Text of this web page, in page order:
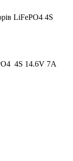
4S 14.6V 7А